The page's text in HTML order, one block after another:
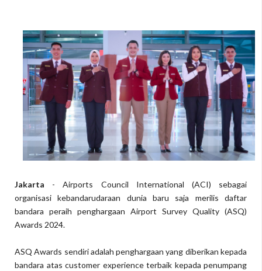
Jakarta - Airports Council International (ACI) sebagai
organisasi kebandarudaraan dunia baru saja merilis daftar
bandara peraih penghargaan Airport Survey Quality (ASQ)
Awards 2024.
ASQ Awards sendiri adalah penghargaan yang diberikan kepada
bandara atas customer experience terbaik kepada penumpang